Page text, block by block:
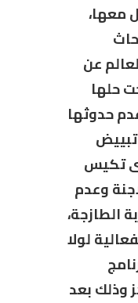
معها،
عن
حلها
حدوثها
تكيس
وعدم
الطازجة،
لولا
وذلك بعد